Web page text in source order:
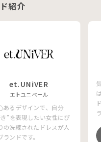
紹介
ール
で、自分
い女性にぴ
ドレスが人
気品と個性を
はない深みの
ドレスを求め
ランドです。